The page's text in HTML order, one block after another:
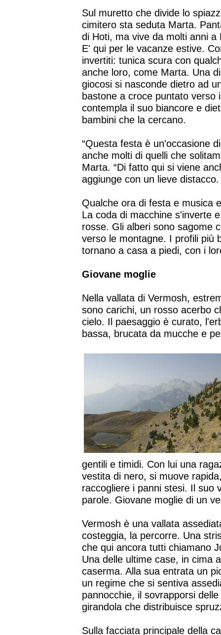
Sul muretto che divide lo
cimitero sta seduta Marta.
di Hoti, ma vive da molti anni
E' qui per le vacanze estive.
invertiti: tunica scura con
anche loro, come Marta. Una
giocosi si nasconde dietro ad
bastone a croce puntato verso
contempla il suo biancore e
bambini che la cercano.
“Questa festa è un'occasione
anche molti di quelli che
Marta. “Di fatto qui si viene
aggiunge con un lieve distacco.
Qualche ora di festa e musica
La coda di macchine s'inverte
rosse. Gli alberi sono sagome
verso le montagne. I profili più
tornano a casa a piedi, con i
Giovane moglie
Nella vallata di Vermosh,
sono carichi, un rosso acerbo
cielo. Il paesaggio è curato,
bassa, brucata da mucche e
gentili e timidi. Con lui una
vestita di nero, si muove
raccogliere i panni stesi. Il suo
parole. Giovane moglie di un
Vermosh è una vallata
costeggia, la percorre. Una
che qui ancora tutti chiamano
Una delle ultime case, in cima
caserma. Alla sua entrata un
un regime che si sentiva
pannocchie, il sovrapporsi
girandola che distribuisce
Sulla facciata principale della